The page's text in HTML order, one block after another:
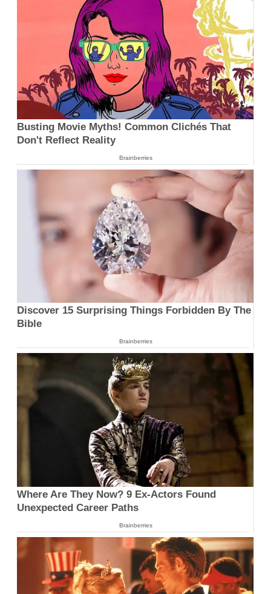
Busting Movie Myths! Common Clichés That
Don't Reflect Reality
Brainberries
Discover 15 Surprising Things Forbidden By The
Bible
Brainberries
Where Are They Now? 9 Ex-Actors Found
Unexpected Career Paths
Brainberries